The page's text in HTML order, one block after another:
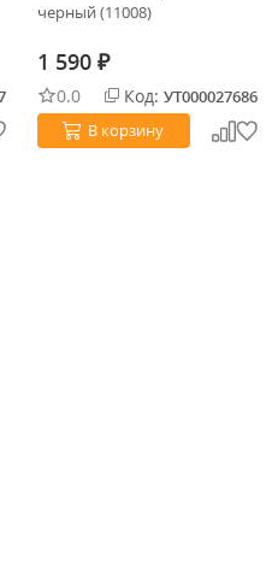
черный (11008)
1 590 ₽
0.0 Код: УТ000027686
В корзину